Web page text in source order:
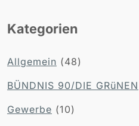
Kategorien
Allgemein (48)
BÜNDNIS 90/DIE GRüNEN
Gewerbe (10)